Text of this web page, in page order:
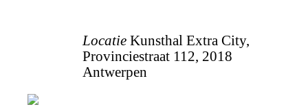
Locatie Kunsthal Extra City,
Provinciestraat 112, 2018
Antwerpen